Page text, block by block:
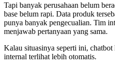
Tapi banyak perusahaan belum
base belum rapi. Data produk
punya banyak pengecualian. Tim
menjawab pertanyaan yang sama.
Kalau situasinya seperti ini, chatbot
internal terlihat lebih otomatis.